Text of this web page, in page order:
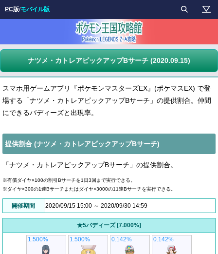
ナツメ・カトレアピックアップBサーチ (2020.09.15)
スマホ用ゲームアプリ『ポケモンマスターズEX』(ポケマスEX) で登
場する「ナツメ・カトレアピックアップBサーチ」の提供割合。仲間
にできるバディーズと出現率。
提供割合 (ナツメ・カトレアピックアップBサーチ)
「ナツメ・カトレアピックアップBサーチ」の提供割合。
※有償ダイヤ×100の割引Bサーチを1日3回まで実行できる。
※ダイヤ×300の1連Bサーチまたはダイヤ×3000の11連Bサーチを実行できる。
開催期間 2020/09/15 15:00 ～ 2020/09/30 14:59
★5バディーズ [7.000%]
1.500% 1.500% 0.142% 0.142%
PC版/モバイル版